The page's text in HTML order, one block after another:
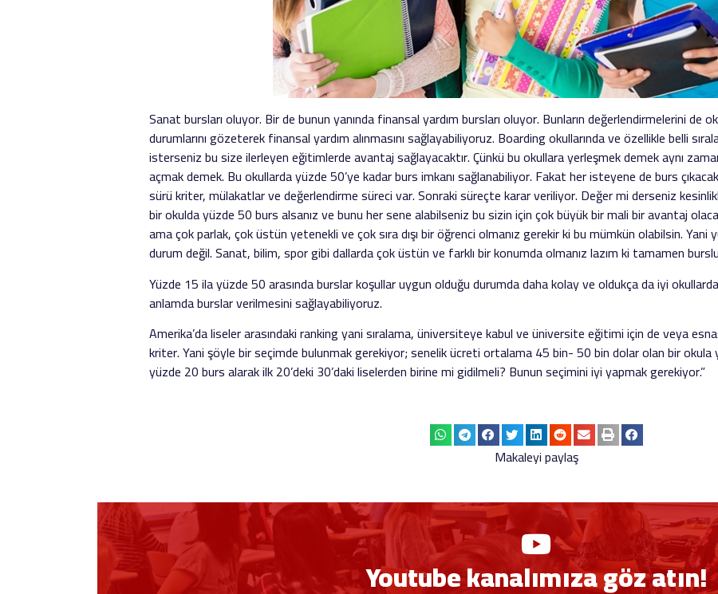
Sanat bursları oluyor. Bir de bunun yanında finansal yardım bursları oluyor. Bunların değerlendirmelerini de
durumlarını gözeterek finansal yardım alınmasını sağlayabiliyoruz. Boarding okullarında ve özellikle belli
isterseniz bu size ilerleyen eğitimlerde avantaj sağlayacaktır. Çünkü bu okullara yerleşmek demek aynı
açmak demek. Bu okullarda yüzde 50’ye kadar burs imkanı sağlanabiliyor. Fakat her isteyene de burs
sürü kriter, mülakatlar ve değerlendirme süreci var. Sonraki süreçte karar veriliyor. Değer mi derseniz
bir okulda yüzde 50 burs alsanız ve bunu her sene alabilseniz bu sizin için çok büyük bir mali bir avantaj
ama çok parlak, çok üstün yetenekli ve çok sıra dışı bir öğrenci olmanız gerekir ki bu mümkün olabilsin.
durum değil. Sanat, bilim, spor gibi dallarda çok üstün ve farklı bir konumda olmanız lazım ki tamamen
Yüzde 15 ila yüzde 50 arasında burslar koşullar uygun olduğu durumda daha kolay ve oldukça da iyi
anlamda burslar verilmesini sağlayabiliyoruz.
Amerika’da liseler arasındaki ranking yani sıralama, üniversiteye kabul ve üniversite eğitimi için de veya
kriter. Yani şöyle bir seçimde bulunmak gerekiyor; senelik ücreti ortalama 45 bin- 50 bin dolar olan bir okula
yüzde 20 burs alarak ilk 20’deki 30’daki liselerden birine mi gidilmeli? Bunun seçimini iyi yapmak gerekiyor.”
Makaleyi paylaş
Youtube kanalımıza göz atın!